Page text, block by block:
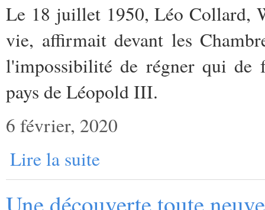
Le 18 juillet 1950, Léo Collard,
vie, affirmait devant les
l'impossibilité de régner qui de
pays de Léopold III.
6 février, 2020
Lire la suite
Une découverte toute